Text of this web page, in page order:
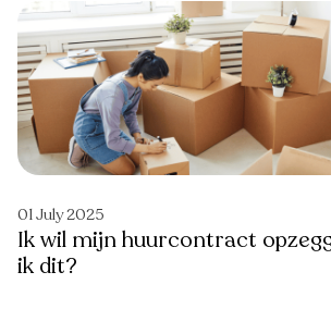
01 July 2025
Ik wil mijn huurcontract
ik dit?